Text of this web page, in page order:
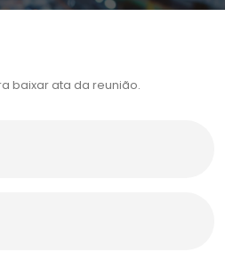
baixar ata da reunião.